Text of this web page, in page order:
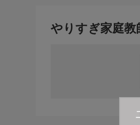
やりすぎ家庭教